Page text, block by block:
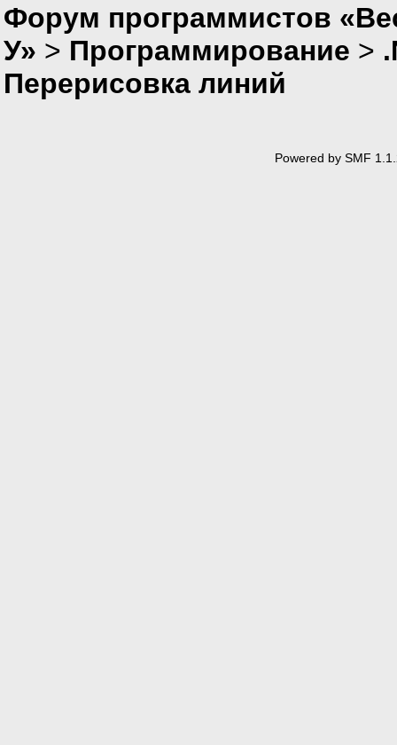
Форум программистов
У» > Программирование >
Перерисовка линий
Powered by SMF